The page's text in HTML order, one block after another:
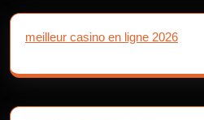
meilleur casino en ligne 2026